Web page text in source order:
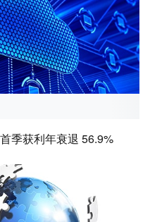
季获利年衰退 56.9%